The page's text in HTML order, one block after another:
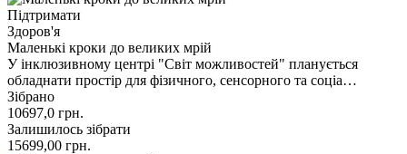
Підтримати
Здоров'я
Маленькі кроки до великих мрій
У інклюзивному центрі "Світ можливостей" планується
обладнати простір для фізичного, сенсорного та соціа…
Зібрано
10697,0 грн.
Залишилось зібрати
15699,00 грн.